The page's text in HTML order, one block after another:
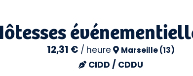
12,31 € / heure Marseille (13)
CIDD / CDDU